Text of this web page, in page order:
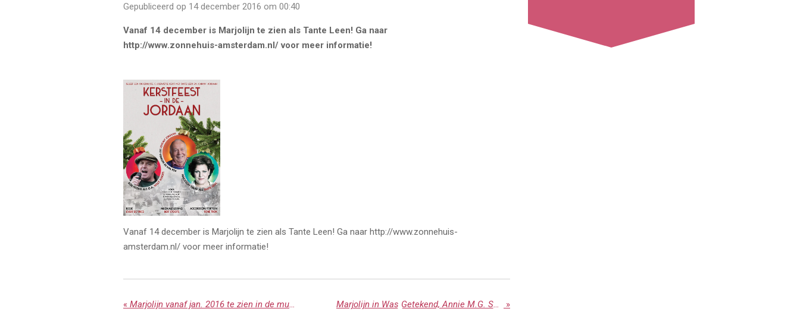
Gepubliceerd op 14 december 2016 om 00:40
Vanaf 14 december is Marjolijn te zien als Tante Leen! Ga naar
http://www.zonnehuis-amsterdam.nl/ voor meer informatie!
Vanaf 14 december is Marjolijn te zien als Tante Leen! Ga naar http://www.zonnehuis-
amsterdam.nl/ voor meer informatie!
« Marjolijn vanaf jan. 2016 te zien in de musical Nonsens! Marjolijn in Was Getekend, Annie M.G. Schmidt »